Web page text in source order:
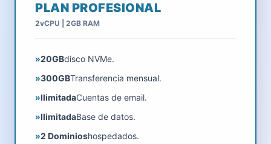
PLAN PROFESIONAL
2vCPU | 2GB RAM
»20GBdisco NVMe.
»300GBTransferencia mensual.
»IlimitadaCuentas de email.
»IlimitadaBase de datos.
»2 Dominioshospedados.